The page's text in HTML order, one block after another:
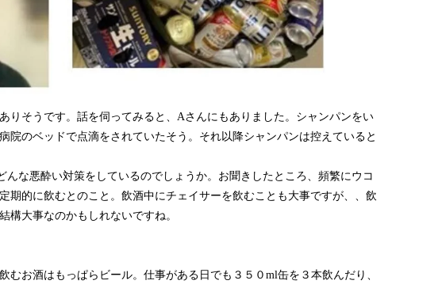
りそうです。話を伺ってみると、Aさんにもありました。シャンパンをい
院のベッドで点滴をされていたそう。それ以降シャンパンは控えていると
な悪酔い対策をしているのでしょうか。お聞きしたところ、頻繁にウコ
期的に飲むとのこと。飲酒中にチェイサーを飲むことも大事ですが、、飲
構大事なのかもしれないですね。
お酒はもっぱらビール。仕事がある日でも３５０ml缶を３本飲んだり、